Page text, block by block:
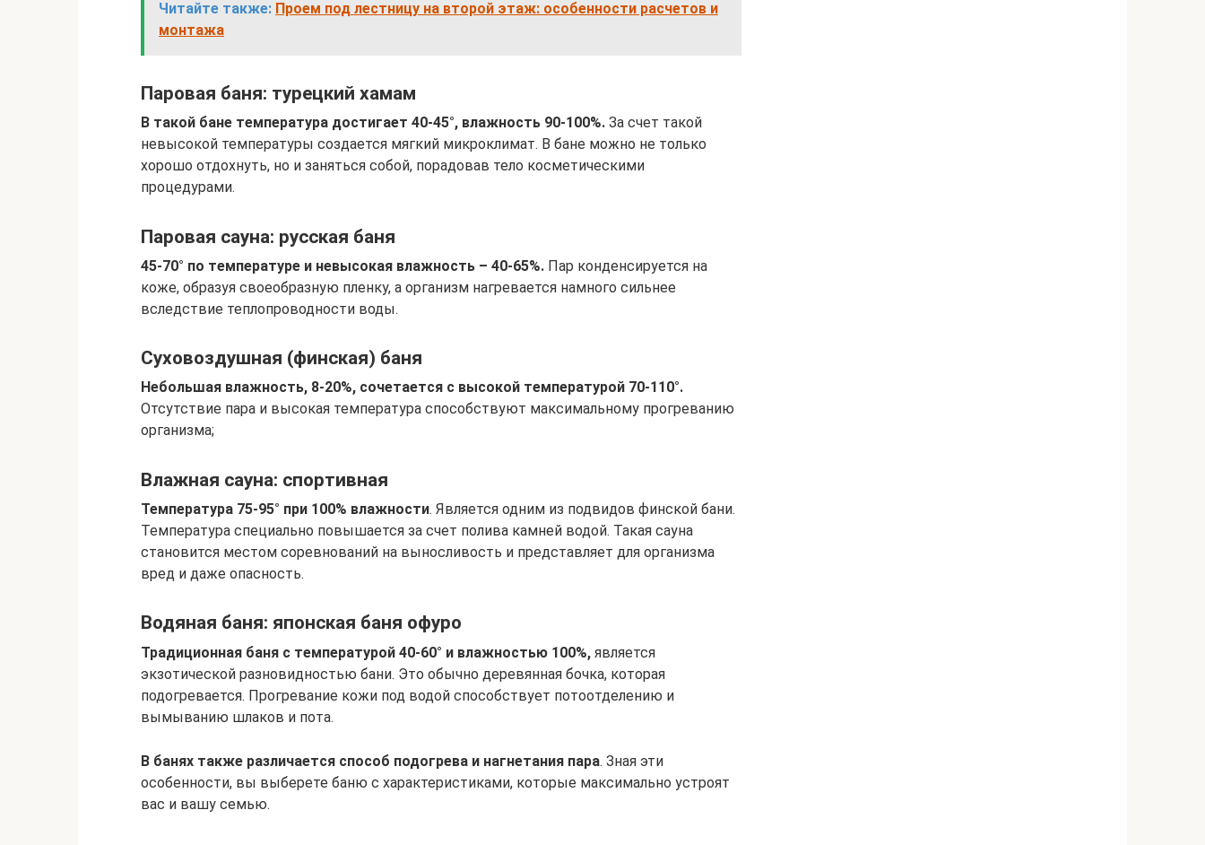
Читайте также: Проем под лестницу на второй этаж: особенности расчетов и
монтажа
Паровая баня: турецкий хамам
В такой бане температура достигает 40-45°, влажность 90-100%. За счет такой
невысокой температуры создается мягкий микроклимат. В бане можно не только
хорошо отдохнуть, но и заняться собой, порадовав тело косметическими
процедурами.
Паровая сауна: русская баня
45-70° по температуре и невысокая влажность – 40-65%. Пар конденсируется на
коже, образуя своеобразную пленку, а организм нагревается намного сильнее
вследствие теплопроводности воды.
Суховоздушная (финская) баня
Небольшая влажность, 8-20%, сочетается с высокой температурой 70-110°.
Отсутствие пара и высокая температура способствуют максимальному прогреванию
организма;
Влажная сауна: спортивная
Температура 75-95° при 100% влажности. Является одним из подвидов финской бани.
Температура специально повышается за счет полива камней водой. Такая сауна
становится местом соревнований на выносливость и представляет для организма
вред и даже опасность.
Водяная баня: японская баня офуро
Традиционная баня с температурой 40-60° и влажностью 100%, является
экзотической разновидностью бани. Это обычно деревянная бочка, которая
подогревается. Прогревание кожи под водой способствует потоотделению и
вымыванию шлаков и пота.
В банях также различается способ подогрева и нагнетания пара. Зная эти
особенности, вы выберете баню с характеристиками, которые максимально устроят
вас и вашу семью.